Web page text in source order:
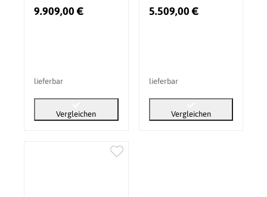
Sitzen außen
9.909,00 €
lieferbar
Vergleichen
5.509,00 €
lieferbar
Vergleichen